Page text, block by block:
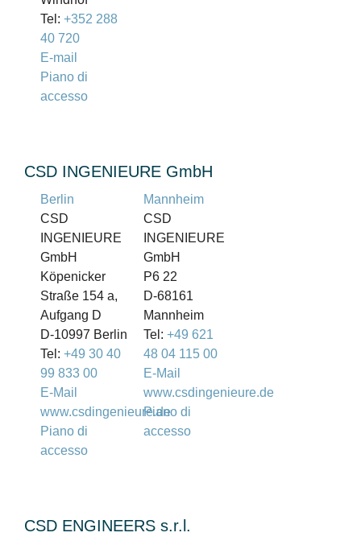
Tel: +352 288
40 720
E-mail
Piano di
accesso
CSD INGENIEURE GmbH
Berlin
CSD
INGENIEURE
GmbH
Köpenicker
Straße 154 a,
Aufgang D
D-10997 Berlin
Tel: +49 30 40
99 833 00
E-Mail
www.csdingenieure.de
Piano di
accesso
Mannheim
CSD
INGENIEURE
GmbH
P6 22
D-68161
Mannheim
Tel:+49 621
48 04 115 00
E-Mail
www.csdingenieure.de
Piano di
accesso
CSD ENGINEERS s.r.l.